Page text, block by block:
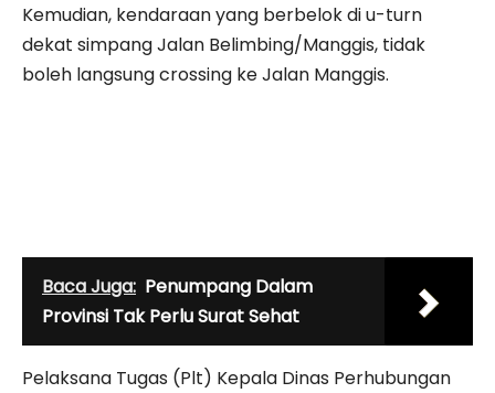
Kemudian, kendaraan yang berbelok di u-turn
dekat simpang Jalan Belimbing/Manggis, tidak
boleh langsung crossing ke Jalan Manggis.
Baca Juga: Penumpang Dalam
Provinsi Tak Perlu Surat Sehat
Pelaksana Tugas (Plt) Kepala Dinas Perhubungan